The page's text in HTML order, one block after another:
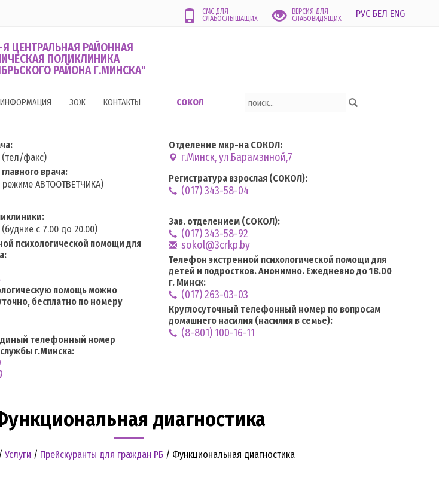
СМС ДЛЯ
СЛАБОСЛЫШАЩИХ
ВЕРСИЯ ДЛЯ
СЛАБОВИДЯЩИХ
РУС БЕЛ ENG
Я ЦЕНТРАЛЬНАЯ РАЙОННАЯ
ПОЛИКЛИНИКА
РАЙОНА Г.МИНСКА"
ИНФОРМАЦИЯ ЗОЖ КОНТАКТЫ СОКОЛ
(тел/факс)
врача:
АВТООТВЕТЧИКА)
(будние с 7.00 до 20.00)
психологической помощи для
помощь можно
бесплатно по номеру
телефонный номер
г.Минска:
Отделение мкр-на СОКОЛ:
г.Минск, ул.Барамзиной,7
Регистратура взрослая (СОКОЛ):
(017) 343-58-04
Зав. отделением (СОКОЛ):
(017) 343-58-92
sokol@3crkp.by
Телефон экстренной психологической помощи для
детей и подростков. Анонимно. Ежедневно до 18.00
г. Минск:
(017) 263-03-03
Круглосуточный телефонный номер по вопросам
домашнего насилия (насилия в семье):
(8-801) 100-16-11
диагностика
/ Услуги / Прейскуранты для граждан РБ/ Функциональная диагностика